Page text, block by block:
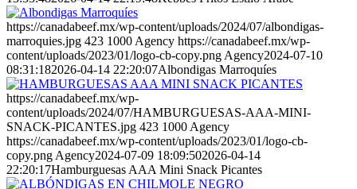
https://canadabeef.mx/wp-content/uploads/2024/07/albondigas-
marroquies.jpg 423 1000 Agency https://canadabeef.mx/wp-
content/uploads/2023/01/logo-cb-copy.png Agency2024-07-10
08:31:182026-04-14 22:20:07Albondigas Marroquíes
https://canadabeef.mx/wp-
content/uploads/2024/07/HAMBURGUESAS-AAA-MINI-
SNACK-PICANTES.jpg 423 1000 Agency
https://canadabeef.mx/wp-content/uploads/2023/01/logo-cb-
copy.png Agency2024-07-09 18:09:502026-04-14
22:20:17Hamburguesas AAA Mini Snack Picantes